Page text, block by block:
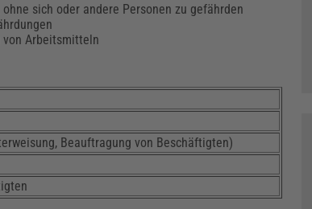
sich oder andere Personen zu gefährden
Arbeitsmitteln
Beauftragung von Beschäftigten)